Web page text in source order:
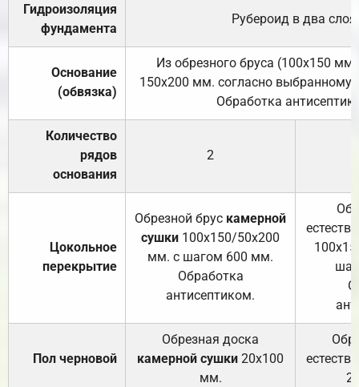
Гидроизоляция
фундамента
Рубероид в два слоя.
Основание
(обвязка)
Из обрезного бруса (100х150
150х200 мм. согласно выбранному
Обработка
Количество
рядов
основания
2
Цокольное
перекрытие
Обрезной брус камерной
сушки 100х150/50х200
мм. с шагом 600 мм.
Обработка
антисептиком.
Пол черновой
Обрезная доска
камерной сушки 20х100
мм.